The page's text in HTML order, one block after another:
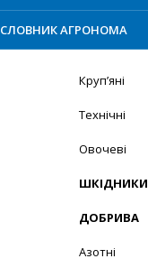
СЛОВНИК АГРОНОМА
Круп’яні
Технічні
Овочеві
ШКІДНИКИ
ДОБРИВА
Азотні